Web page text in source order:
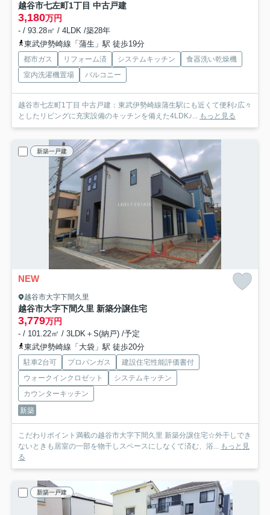
越谷市七左町1丁目 中古戸建
3,180万円
- / 93.28㎡ / 4LDK /築28年
東武伊勢崎線「蒲生」駅 徒歩19分
都市ガス リフォーム済 システムキッチン
食器洗い乾燥機
室内洗濯機置場
バルコニー
越谷市七左町1丁目 中古戸建：東武伊勢崎線蒲生駅にも近くて便利♪広々
としたリビングに充実設備のキッチンを備えた4LDK♪... もっと見る
新築一戸建
NEW
越谷市大字下間久里
越谷市大字下間久里 新築分譲住宅
3,779万円
- / 101.22㎡ / 3LDK＋S(納戸) /予定
東武伊勢崎線「大袋」駅 徒歩20分
駐車2台可 プロパンガス
建設住宅性能評価書付
ウォークインクロゼット
システムキッチン
カウンターキッチン
新築
こだわりポイント満載の越谷市大字下間久里 新築分譲住宅☆外干しでき
ないときも居室の一部を物干しスペースにしなくて済む、浴... もっと見
る
新築一戸建